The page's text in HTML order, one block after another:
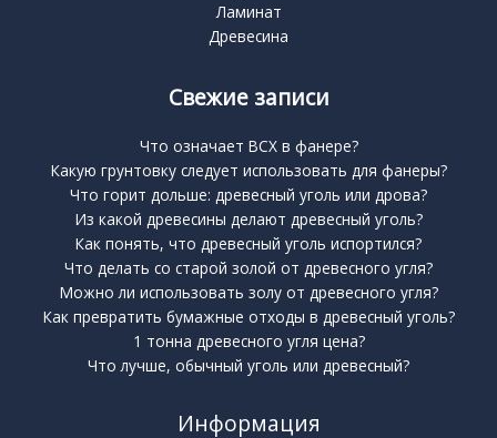
Ламинат
Древесина
Свежие записи
Что означает BCX в фанере?
Какую грунтовку следует использовать для фанеры?
Что горит дольше: древесный уголь или дрова?
Из какой древесины делают древесный уголь?
Как понять, что древесный уголь испортился?
Что делать со старой золой от древесного угля?
Можно ли использовать золу от древесного угля?
Как превратить бумажные отходы в древесный уголь?
1 тонна древесного угля цена?
Что лучше, обычный уголь или древесный?
Информация